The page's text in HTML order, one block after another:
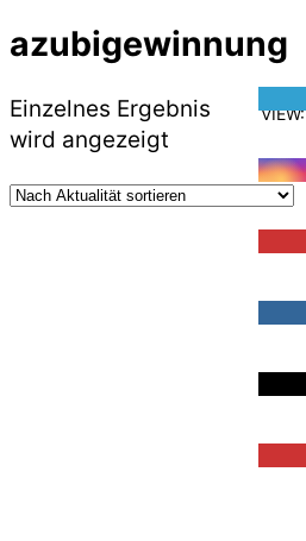
azubigewinnung
VIEW:
Einzelnes Ergebnis
wird angezeigt